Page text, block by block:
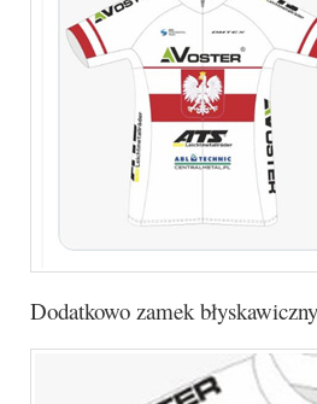
Dodatkowo zamek